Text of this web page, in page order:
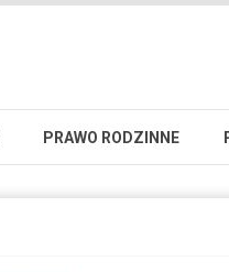
PRAWO RODZINNE